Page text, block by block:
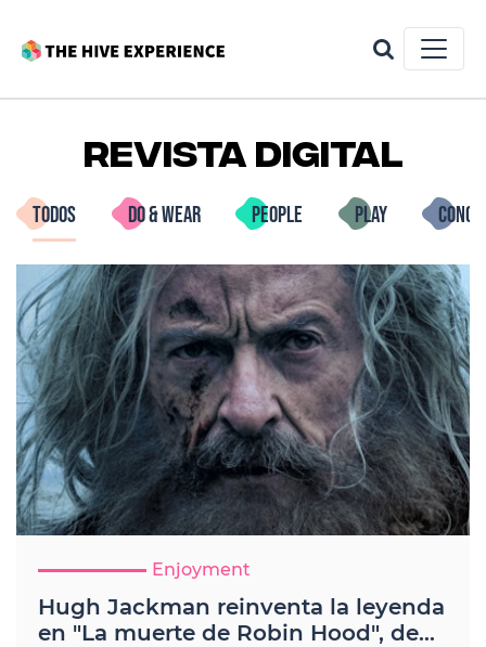
Revista Digital
TODOS DO & WEAR PEOPLE PLAY
Enjoyment
Hugh Jackman reinventa la leyenda
en "La muerte de Robin Hood", de